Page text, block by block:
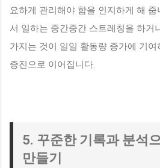
요하게 관리해야 함을 인지하게 해
서 일하는 중간중간 스트레칭을 하거
가지는 것이 일일 활동량 증가에 기
증진으로 이어집니다.
5. 꾸준한 기록과 분석
만들기